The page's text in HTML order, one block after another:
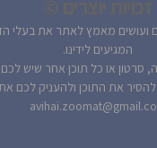
ועושים מאמץ לאתר את בעלי
המגיעים לידינו.
או כל תוכן אחר שיש לכם
את התוכן ולהעניק לכם